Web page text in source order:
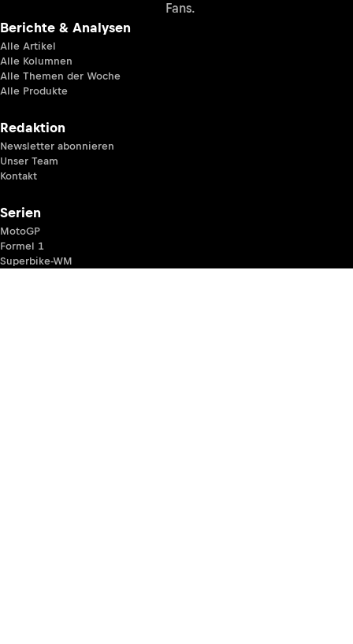
Fans.
Berichte & Analysen
Alle Artikel
Alle Kolumnen
Alle Themen der Woche
Alle Produkte
Redaktion
Newsletter abonnieren
Unser Team
Kontakt
Serien
MotoGP
Formel 1
Superbike-WM